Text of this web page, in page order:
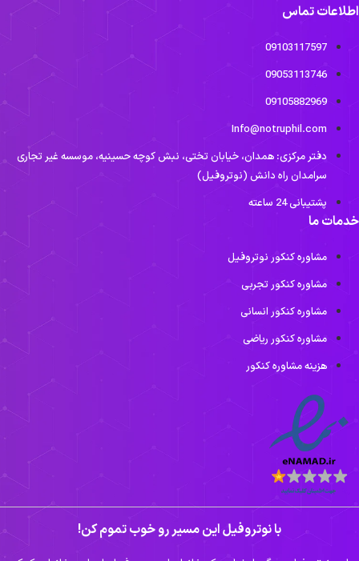
تماس
09103117597
09053113746
09105882969
Info@notruphil.com
دفتر مرکزی: همدان، خیابان تختی، نبش کوچه حسینیه، موسسه غیر تجاری
سرامدان راه دانش (نوتروفیل)
پشتیبانی 24 ساعته
ما
مشاوره کنکور نوتروفیل
مشاوره کنکور تجربی
مشاوره کنکور انسانی
مشاوره کنکور ریاضی
هزینه مشاوره کنکور
با نوتروفیل این مسیر رو خوب تموم کن!